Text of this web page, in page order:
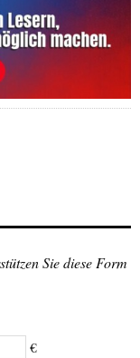
Sie diese Form
€